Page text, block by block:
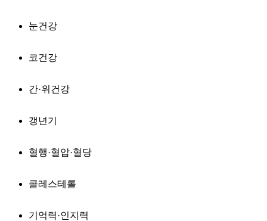
눈건강
코건강
간·위건강
갱년기
혈행·혈압·혈당
콜레스테롤
기억력·인지력